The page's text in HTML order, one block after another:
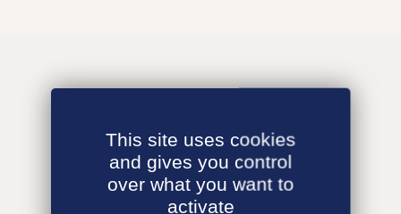
This site uses cookies
and gives you control
over what you want to
activate